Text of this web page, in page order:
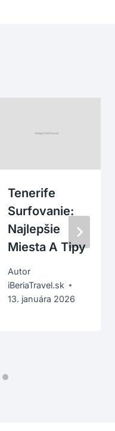
Tenerife
Surfovanie:
Najlepšie
Miesta A Tipy
Autor
iBeriaTravel.sk
13. januára 2026